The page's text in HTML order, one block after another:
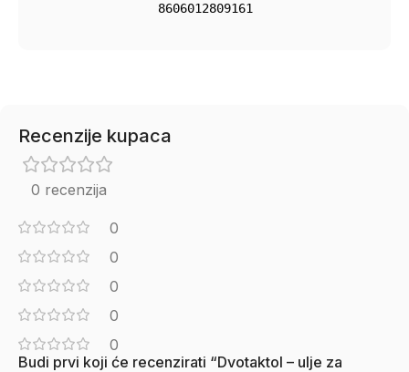
8606012809161
Recenzije kupaca
0 recenzija
0
0
0
0
0
Budi prvi koji će recenzirati “Dvotaktol – ulje za